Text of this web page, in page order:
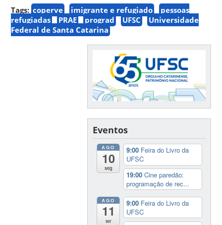
Tags: coperve imigrante e refugiado
pessoas
refugiadas
PRAE prograd UFSC
Universidade
Federal de Santa Catarina
Eventos
AGO
10
seg
9:00 Feira do Livro da
UFSC
19:00Cine paredão:
programação de rec...
AGO
11
ter
9:00 Feira do Livro da
UFSC